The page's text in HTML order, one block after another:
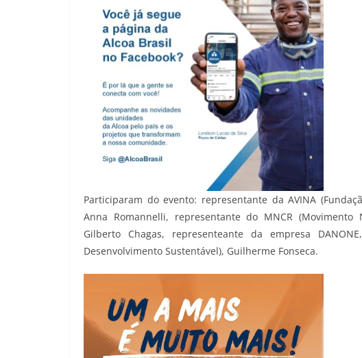
Participaram do evento: representante da AVINA
Anna Romannelli, representante do MNCR (Movimento
Gilberto Chagas, representeante da empresa
Desenvolvimento Sustentável), Guilherme Fonseca.